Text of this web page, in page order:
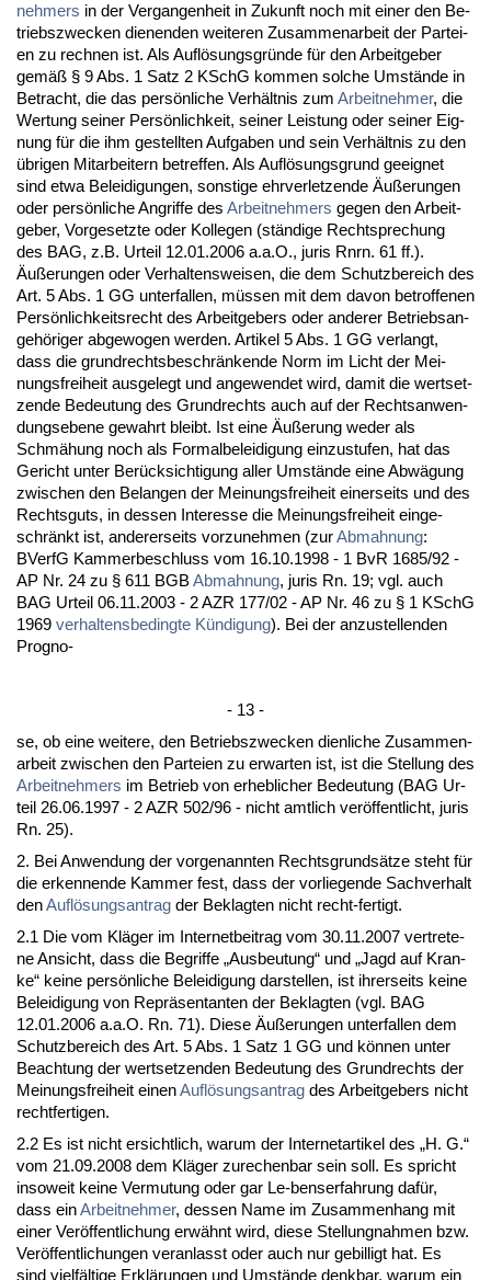
neh­mers in der Ver­gan­gen­heit in Zu­kunft noch mit ei­ner den Be­
triebs­zwe­cken die­nen­den wei­te­ren Zu­sam­men­ar­beit der Par­tei­
en zu rech­nen ist. Als Auflösungs­gründe für den Ar­beit­ge­ber
gemäß § 9 Abs. 1 Satz 2 KSchG kom­men sol­che Umstände in
Be­tracht, die das persönli­che Verhält­nis zum Ar­beit­neh­mer, die
Wer­tung sei­ner Persönlich­keit, sei­ner Leis­tung oder sei­ner Eig­
nung für die ihm ge­stell­ten Auf­ga­ben und sein Verhält­nis zu den
übri­gen Mit­ar­bei­tern be­tref­fen. Als Auflösungs­grund ge­eig­net
sind et­wa Be­lei­di­gun­gen, sons­ti­ge ehr­ver­let­zen­de Äußerun­gen
oder persönli­che An­grif­fe des Ar­beit­neh­mers ge­gen den Ar­beit­
ge­ber, Vor­ge­setz­te oder Kol­le­gen (ständi­ge Recht­spre­chung
des BAG, z.B. Ur­teil 12.01.2006 a.a.O., ju­ris Rnrn. 61 ff.).
Äußerun­gen oder Ver­hal­tens­wei­sen, die dem Schutz­be­reich des
Art. 5 Abs. 1 GG un­ter­fal­len, müssen mit dem da­von be­trof­fe­nen
Persönlich­keits­recht des Ar­beit­ge­bers oder an­de­rer Be­triebs­an­
gehöri­ger ab­ge­wo­gen wer­den. Ar­ti­kel 5 Abs. 1 GG ver­langt,
dass die grund­rechts­be­schränken­de Norm im Licht der Mei­
nungs­frei­heit aus­ge­legt und an­ge­wen­det wird, da­mit die wert­set­
zen­de Be­deu­tung des Grund­rechts auch auf der Rechts­an­wen­
dungs­ebe­ne ge­wahrt bleibt. Ist ei­ne Äußerung we­der als
Schmähung noch als For­mal­be­lei­di­gung ein­zu­stu­fen, hat das
Ge­richt un­ter Berück­sich­ti­gung al­ler Umstände ei­ne Abwägung
zwi­schen den Be­lan­gen der Mei­nungs­frei­heit ei­ner­seits und des
Rechts­guts, in des­sen In­ter­es­se die Mei­nungs­frei­heit ein­ge­
schränkt ist, an­de­rer­seits vor­zu­neh­men (zurAb­mah­nung:
BVerfG Kam­mer­be­schluss vom 16.10.1998 - 1 BvR 1685/92 -
AP Nr. 24 zu § 611 BGBAb­mah­nung, ju­ris Rn. 19; vgl. auch
BAG Ur­teil 06.11.2003 - 2 AZR 177/02 - AP Nr. 46 zu § 1 KSchG
1969 ver­hal­tens­be­ding­te Kündi­gung). Bei der an­zu­stel­len­den
Pro­gno-
- 13 -
se, ob ei­ne wei­te­re, den Be­triebs­zwe­cken dien­li­che Zu­sam­men­
ar­beit zwi­schen den Par­tei­en zu er­war­ten ist, ist die Stel­lung des
Ar­beit­neh­mers im Be­trieb von er­heb­li­cher Be­deu­tung (BAG Ur­
teil 26.06.1997 - 2 AZR 502/96 - nicht amt­lich veröffent­licht, ju­ris
Rn. 25).
2. Bei An­wen­dung der vor­ge­nann­ten Rechts­grundsätze steht für
die er­ken­nen­de Kam­mer fest, dass der vor­lie­gen­de Sach­ver­halt
denAuflösungs­an­trag der Be­klag­ten nicht recht-fer­tigt.
2.1 Die vom Kläger im In­ter­net­bei­trag vom 30.11.2007 ver­tre­te­
ne An­sicht, dass die Be­grif­fe „Aus­beu­tung“ und „Jagd auf Kran­
ke“ kei­ne persönli­che Be­lei­di­gung dar­stel­len, ist ih­rer­seits kei­ne
Be­lei­di­gung von Re­präsen­tan­ten der Be­klag­ten (vgl. BAG
12.01.2006 a.a.O. Rn. 71). Die­se Äußerun­gen un­ter­fal­len dem
Schutz­be­reich des Art. 5 Abs. 1 Satz 1 GG und können un­ter
Be­ach­tung der wert­set­zen­den Be­deu­tung des Grund­rechts der
Mei­nungs­frei­heit ei­nenAuflösungs­an­trag des Ar­beit­ge­bers nicht
recht­fer­ti­gen.
2.2 Es ist nicht er­sicht­lich, war­um der In­ter­net­ar­ti­kel des „H. G.“
vom 21.09.2008 dem Kläger zu­re­chen­bar sein soll. Es spricht
in­so­weit kei­ne Ver­mu­tung oder gar Le-bens­er­fah­rung dafür,
dass einAr­beit­neh­mer, des­sen Na­me im Zu­sam­men­hang mit
ei­ner Veröffent­li­chung erwähnt wird, die­se Stel­lung­nah­men bzw.
Veröffent­li­chun­gen ver­an­lasst oder auch nur ge­bil­ligt hat. Es
sind vielfälti­ge Erklärun­gen und Umstände denk­bar, war­um ein